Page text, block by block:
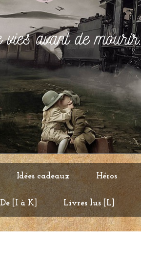
Idées cadeaux Héros
De [I à K] Livres lus [L]